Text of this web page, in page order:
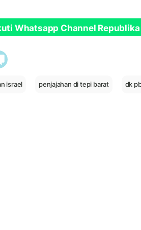
Whatsapp Channel Republika
israel penjajahan di tepi barat dk